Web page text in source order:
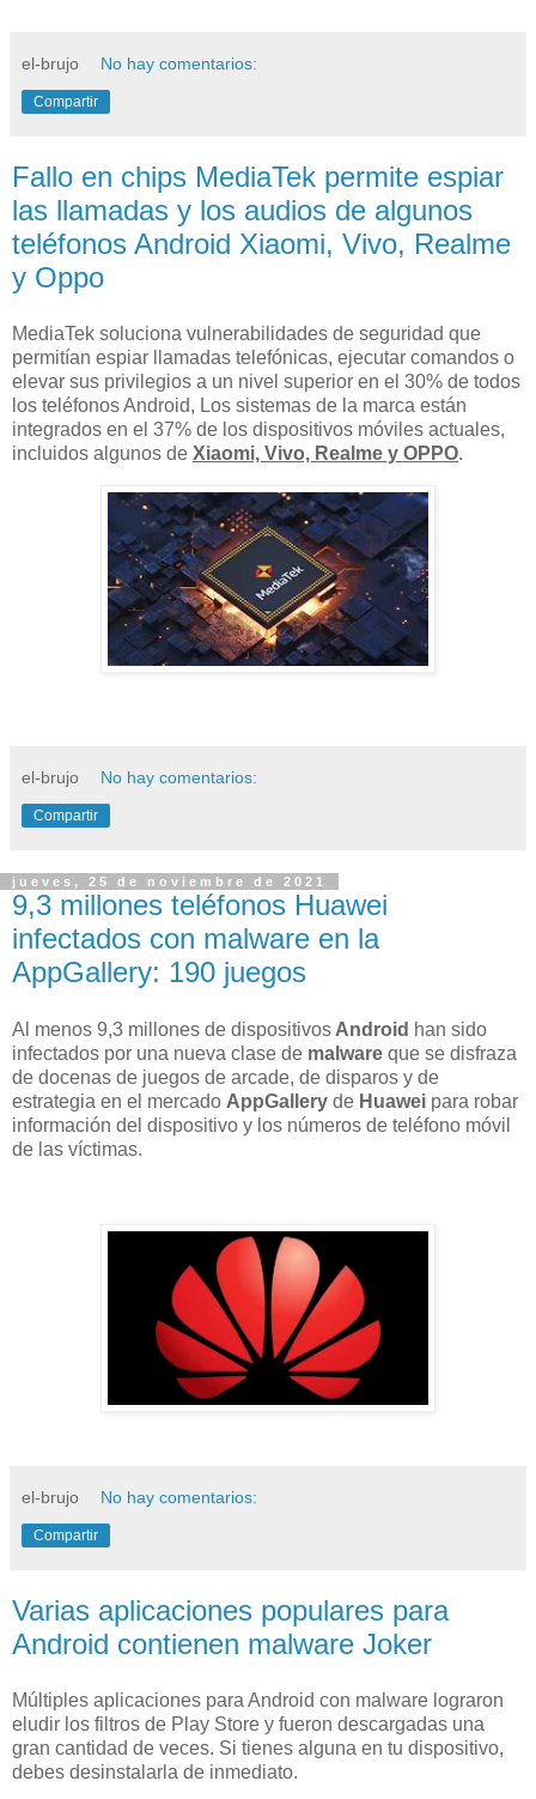
el-brujo No hay comentarios:
Compartir
Fallo en chips MediaTek permite espiar
las llamadas y los audios de algunos
teléfonos Android Xiaomi, Vivo, Realme
y Oppo
MediaTek soluciona vulnerabilidades de seguridad que
permitían espiar llamadas telefónicas, ejecutar comandos o
elevar sus privilegios a un nivel superior en el 30% de todos
los teléfonos Android, Los sistemas de la marca están
integrados en el 37% de los dispositivos móviles actuales,
incluidos algunos de Xiaomi, Vivo, Realme y OPPO.
el-brujo No hay comentarios:
Compartir
jueves, 25 de noviembre de 2021
9,3 millones teléfonos Huawei
infectados con malware en la
AppGallery: 190 juegos
A l menos 9,3 millones de dispositivos Android han sido
infectados por una nueva clase de malware que se disfraza
de docenas de juegos de arcade, de disparos y de
estrategia en el mercado AppGallery de Huawei para robar
información del dispositivo y los números de teléfono móvil
de las víctimas.
el-brujo No hay comentarios:
Compartir
Varias aplicaciones populares para
Android contienen malware Joker
Múltiples aplicaciones para Android con malware lograron
eludir los filtros de Play Store y fueron descargadas una
gran cantidad de veces. Si tienes alguna en tu dispositivo,
debes desinstalarla de inmediato.